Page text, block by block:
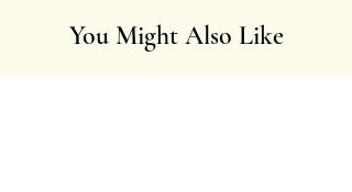
scheggiature diventano memorie di storie
You Might Also Like